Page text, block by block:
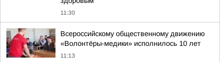
11:30
Всероссийскому общественному движению
«Волонтёры-медики» исполнилось 10 лет
11:13